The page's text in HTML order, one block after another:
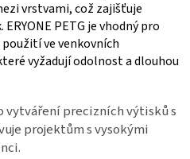
vrstvami, což zajišťuje
PETG je vhodný pro
ve venkovních
vyžadují odolnost a dlouhou
precizních výtisků s
projektům s vysokými